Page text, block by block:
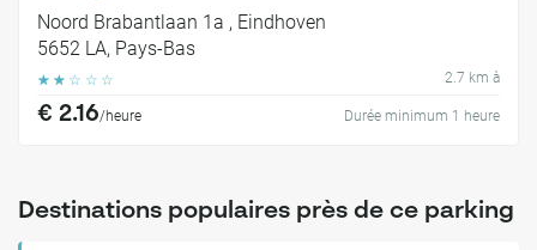
Noord Brabantlaan 1a , Eindhoven
5652 LA, Pays-Bas
☆ ☆ ☆ ☆ ☆ 2.7 km à
€ 2.16/heure Durée minimum 1 heure
Destinations populaires près de ce parking